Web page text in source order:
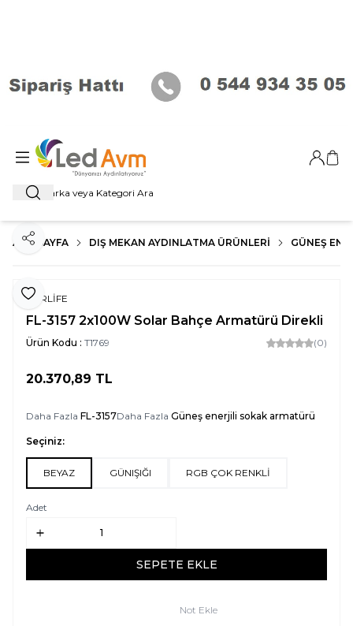
Ara
Giriş
ANA SAYFA DIŞ MEKAN AYDINLATMA ÜRÜNLERI GÜNEŞ
Favoriye Ekle
Paylaş
FORLİFE
FL-3157 2x100W Solar Bahçe Armatürü Direkli
Ürün Kodu : T1769 (0)
20.370,89 TL
Daha Fazla FL-3157Daha Fazla Güneş enerjili sokak armatürü
Seçiniz:
BEYAZ GÜNIŞIĞI RGB ÇOK RENKLİ
Adet
SEPETE EKLE
Not Ekle